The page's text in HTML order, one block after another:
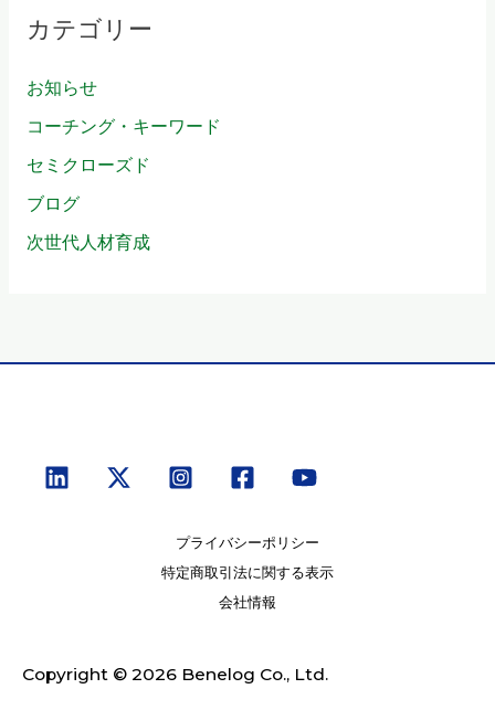
カテゴリー
お知らせ
コーチング・キーワード
セミクローズド
ブログ
次世代人材育成
プライバシーポリシー
特定商取引法に関する表示
会社情報
Copyright © 2026 Benelog Co., Ltd.